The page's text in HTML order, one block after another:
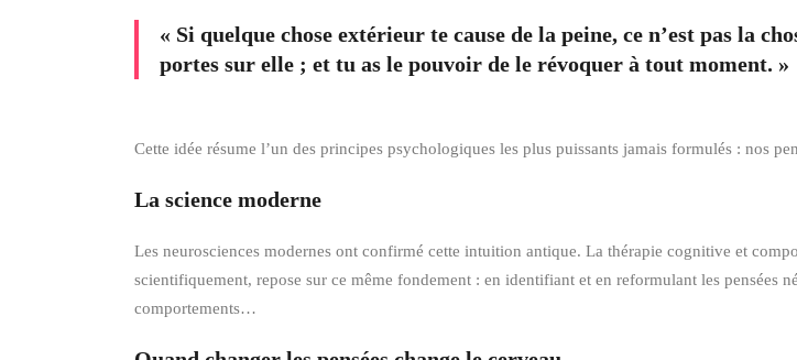
« Si quelque chose extérieur te cause de la peine, ce n’est pas la
portes sur elle ; et tu as le pouvoir de le révoquer à tout moment. »
Cette idée résume l’un des principes psychologiques les plus puissants jamais formulés : nos
La science moderne
Les neurosciences modernes ont confirmé cette intuition antique. La thérapie cognitive et
scientifiquement, repose sur ce même fondement : en identifiant et en reformulant les pensées
comportements…